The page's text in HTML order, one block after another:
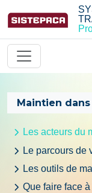
Aller au contenu
Maintien
Les acteurs du
Le parcours de
Les outils de
Que faire face